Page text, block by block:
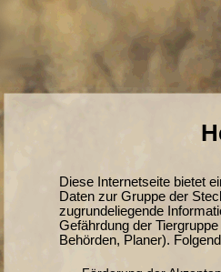
Diese Internetseite bietet
Daten zur Gruppe der
zugrundeliegende
Gefährdung der
Behörden, Planer).